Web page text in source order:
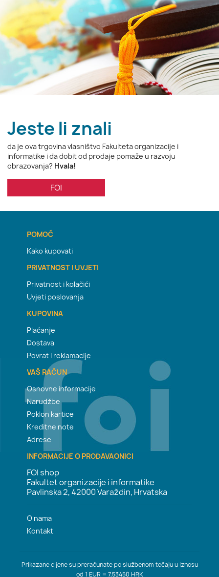
Jeste li znali
da je ova trgovina vlasništvo Fakulteta organizacije i
informatike i da dobit od prodaje pomaže u razvoju
obrazovanja? Hvala!
FOI
POMOĆ
Kako kupovati
PRIVATNOST I UVJETI
Privatnost i kolačići
Uvjeti poslovanja
KUPOVINA
Plaćanje
Dostava
Povrat i reklamacije
VAŠ RAČUN
Osnovne informacije
Narudžbe
Poklon kartice
Kreditne note
Adrese
INFORMACIJE O PRODAVAONICI
FOI shop
Fakultet organizacije i informatike
Pavlinska 2, 42000 Varaždin, Hrvatska
O nama
Kontakt
Prikazane cijene su preračunate po službenom tečaju u iznosu
od 1 EUR = 7,53450 HRK